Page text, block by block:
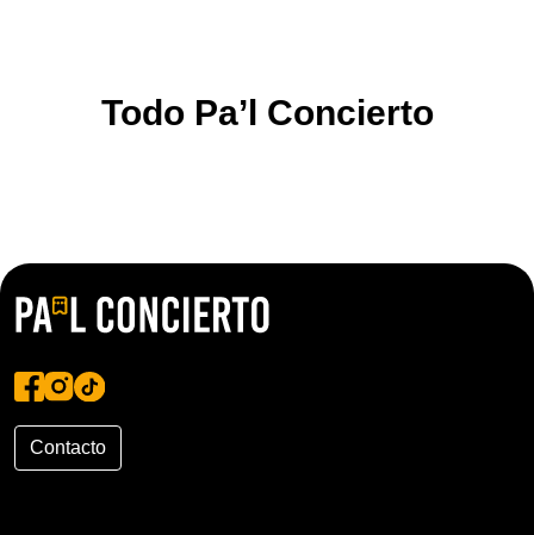
Todo Pa’l Concierto
Contacto